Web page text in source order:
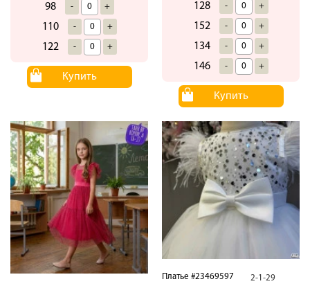
98 - +
110 - +
122 - +
Купить
128 - +
152 - +
134 - +
146 - +
Купить
Платье #23469597 2-1-29